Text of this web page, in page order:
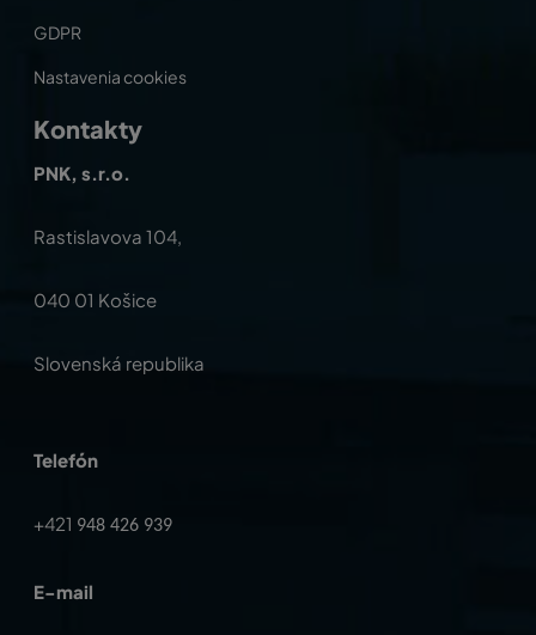
GDPR
Nastavenia cookies
Kontakty
PNK, s.r.o.
Rastislavova 104,
040 01 Košice
Slovenská republika
Telefón
+421 948 426 939
E-mail